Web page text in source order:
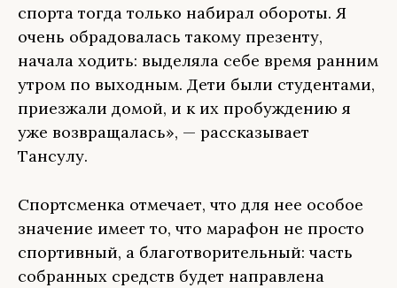
спорта тогда только набирал обороты. Я
очень обрадовалась такому презенту,
начала ходить: выделяла себе время ранним
утром по выходным. Дети были студентами,
приезжали домой, и к их пробуждению я
уже возвращалась», — рассказывает
Тансулу.
Спортсменка отмечает, что для нее особое
значение имеет то, что марафон не просто
спортивный, а благотворительный: часть
собранных средств будет направлена